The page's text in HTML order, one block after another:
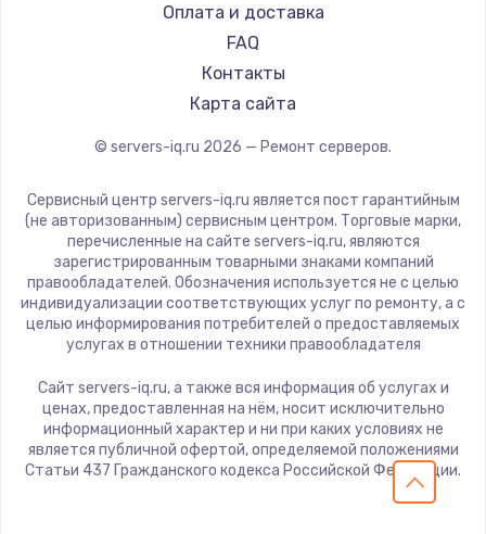
Оплата и доставка
FAQ
Контакты
Карта сайта
© servers-iq.ru 2026 — Ремонт серверов.
Сервисный центр servers-iq.ru является пост гарантийным
(не авторизованным) сервисным центром. Торговые марки,
перечисленные на сайте servers-iq.ru, являются
зарегистрированным товарными знаками компаний
правообладателей. Обозначения используется не с целью
индивидуализации соответствующих услуг по ремонту, а с
целью информирования потребителей о предоставляемых
услугах в отношении техники правообладателя
Сайт servers-iq.ru, а также вся информация об услугах и
ценах, предоставленная на нём, носит исключительно
информационный характер и ни при каких условиях не
является публичной офертой, определяемой положениями
Статьи 437 Гражданского кодекса Российской Федерации.